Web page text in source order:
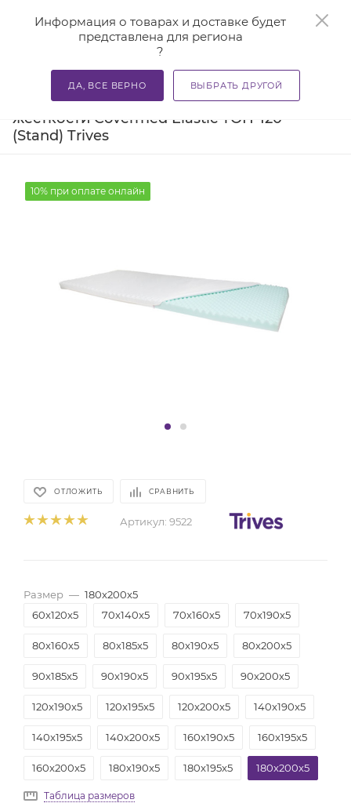
Информация о товарах и доставке будет
представлена для региона
?
ДА, ВСЕ ВЕРНО ВЫБРАТЬ ДРУГОЙ
Главная — Каталог — Матрасы ортопедические —
Матраc ортопедический средней
жесткости Covermed Elastic ТОП-120
(Stand) Trives
10% при оплате онлайн
ОТЛОЖИТЬ СРАВНИТЬ
Артикул: 9522
Размер — 180x200x5
60x120x5
70x140x5 70x160x5 70x190x5
80x160x5 80x185x5 80x190x5 80x200x5
90x185x5 90x190x5 90x195x5 90x200x5
120x190x5 120x195x5 120x200x5 140x190x5
140x195x5 140x200x5 160x190x5 160x195x5
160x200x5 180x190x5 180x195x5 180x200x5
Таблица размеров